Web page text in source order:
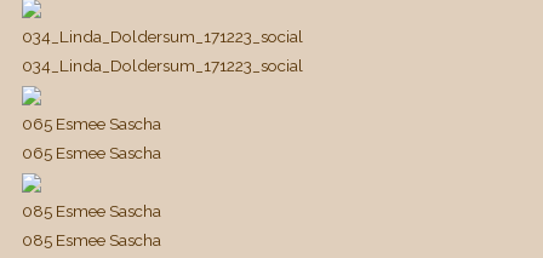
034_Linda_Doldersum_171223_social
034_Linda_Doldersum_171223_social
065 Esmee Sascha
065 Esmee Sascha
085 Esmee Sascha
085 Esmee Sascha